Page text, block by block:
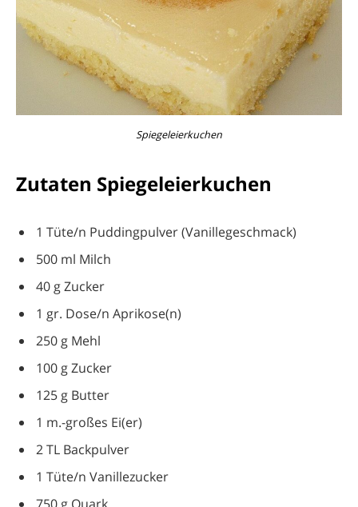
Spiegeleierkuchen
Zutaten Spiegeleierkuchen
1 Tüte/n Puddingpulver (Vanillegeschmack)
500 ml Milch
40 g Zucker
1 gr. Dose/n Aprikose(n)
250 g Mehl
100 g Zucker
125 g Butter
1 m.-großes Ei(er)
2 TL Backpulver
1 Tüte/n Vanillezucker